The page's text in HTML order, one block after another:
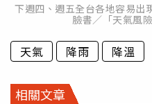
下週四、週五全台各地容易出
臉書／「天氣風
天氣 降雨 降溫
相關文章